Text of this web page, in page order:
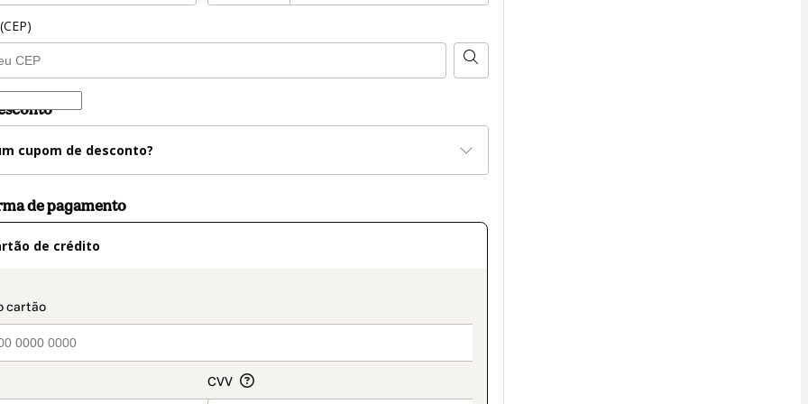
cupom de desconto?
de pagamento
de crédito